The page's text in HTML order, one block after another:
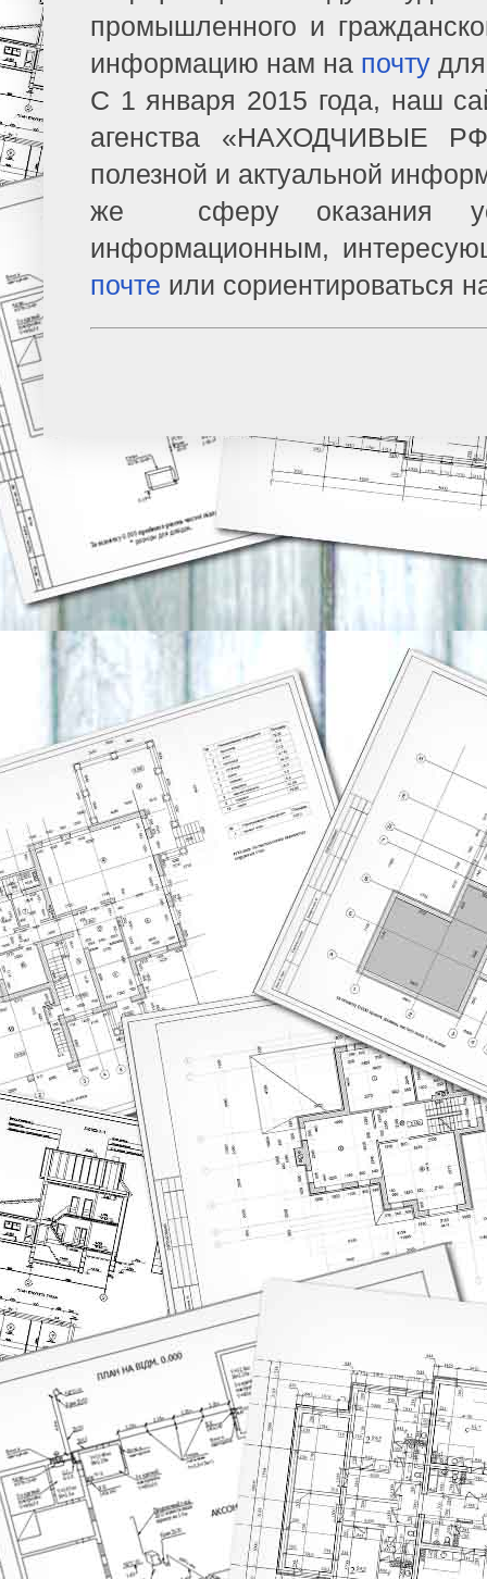
промышленного и
информацию нам на почту
С 1 января 2015 года, наш
агенства «НАХОДЧИВЫЕ
полезной и актуальной
же сферу оказания
информационным,
почте или сориентироваться